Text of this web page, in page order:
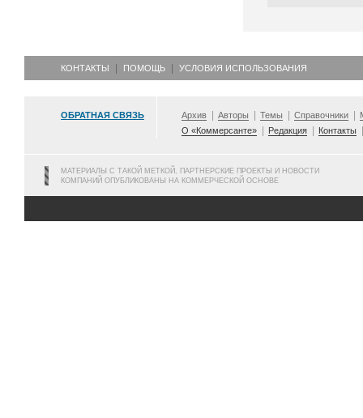
КОНТАКТЫ ПОМОЩЬ УСЛОВИЯ ИСПОЛЬЗОВАНИЯ
ОБРАТНАЯ СВЯЗЬ Архив Авторы Темы Справочники
О «Коммерсанте»
Редакция Контакты
МАТЕРИАЛЫ С ТАКОЙ МЕТКОЙ, ПАРТНЕРСКИЕ ПРОЕКТЫ И НОВОСТИ
КОМПАНИЙ ОПУБЛИКОВАНЫ НА КОММЕРЧЕСКОЙ ОСНОВЕ